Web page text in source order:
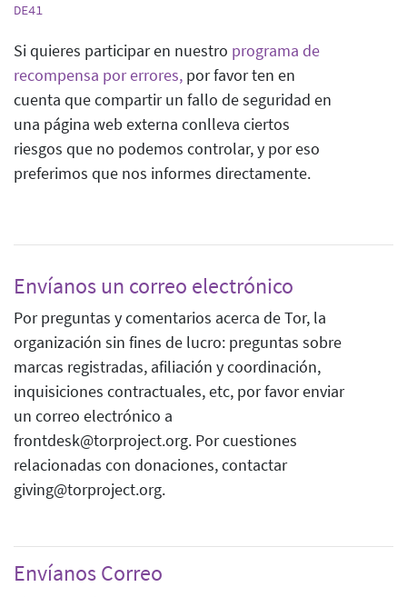
DE41
Si quieres participar en nuestro programa de
recompensa por errores, por favor ten en
cuenta que compartir un fallo de seguridad en
una página web externa conlleva ciertos
riesgos que no podemos controlar, y por eso
preferimos que nos informes directamente.
Envíanos un correo electrónico
Por preguntas y comentarios acerca de Tor, la
organización sin fines de lucro: preguntas sobre
marcas registradas, afiliación y coordinación,
inquisiciones contractuales, etc, por favor enviar
un correo electrónico a
frontdesk@torproject.org. Por cuestiones
relacionadas con donaciones, contactar
giving@torproject.org.
Envíanos Correo